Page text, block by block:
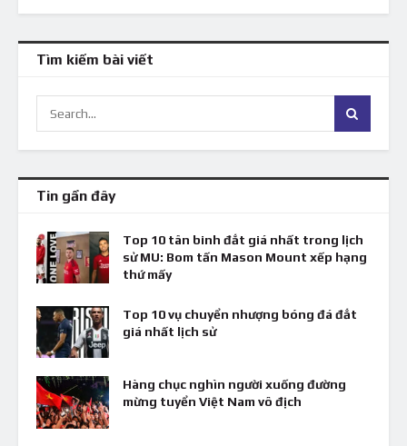
Tìm kiếm bài viết
Tin gần đây
Top 10 tân binh đắt giá nhất trong lịch
sử MU: Bom tấn Mason Mount xếp hạng
thứ mấy
Top 10 vụ chuyển nhượng bóng đá đắt
giá nhất lịch sử
Hàng chục nghìn người xuống đường
mừng tuyển Việt Nam vô địch